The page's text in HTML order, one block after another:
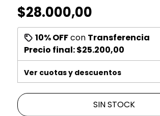
$28.000,00
10% OFFcon Transferencia
Precio final:$25.200,00
Ver cuotas y descuentos
SIN STOCK